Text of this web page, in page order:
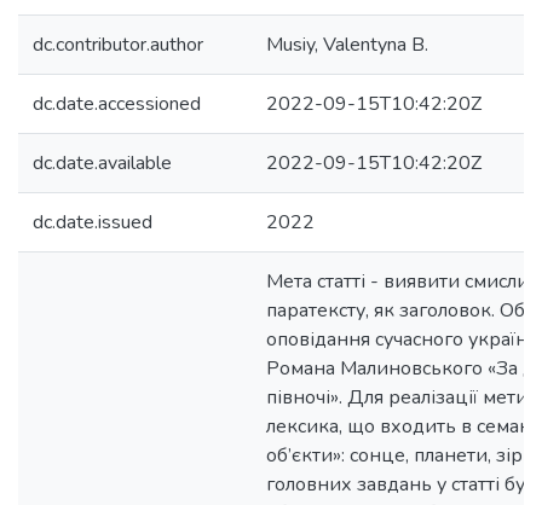
dc.contributor.author Musiy, Valentyna B.
dc.date.accessioned 2022-09-15T10:42:20Z
dc.date.available 2022-09-15T10:42:20Z
dc.date.issued 2022
Мета статті - виявити смисли
паратексту, як заголовок.
оповідання сучасного
Романа Малиновського «За
півночі». Для реалізації мети
лексика, що входить в
об’єкти»: сонце, планети,
головних завдань у статті